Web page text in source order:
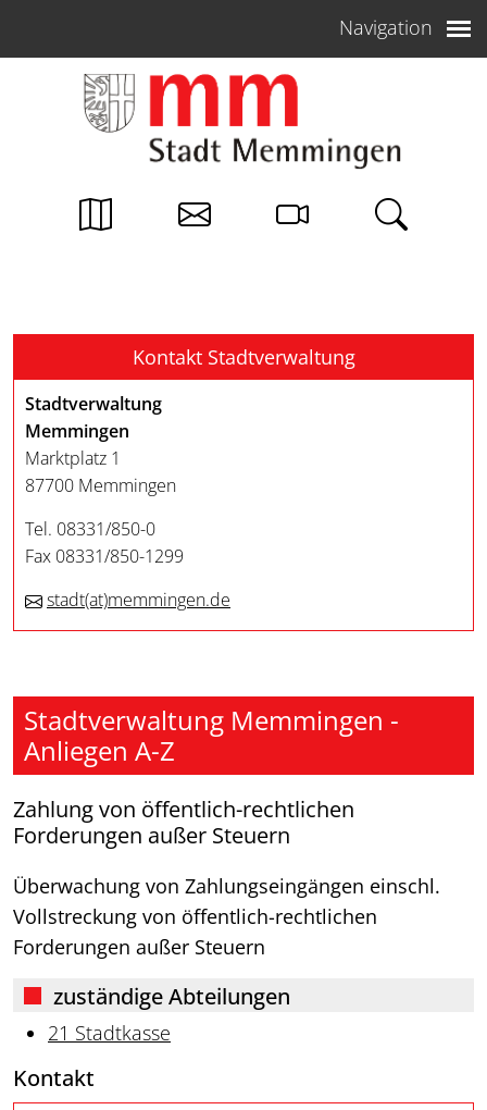
Navigation
Kontakt Stadtverwaltung
Stadtverwaltung
Memmingen
Marktplatz 1
87700 Memmingen
Tel. 08331/850-0
Fax 08331/850-1299
stadt(at)memmingen.de
Stadtverwaltung Memmingen -
Anliegen A-Z
Zahlung von öffentlich-rechtlichen
Forderungen außer Steuern
Überwachung von Zahlungseingängen einschl.
Vollstreckung von öffentlich-rechtlichen
Forderungen außer Steuern
zuständige Abteilungen
21 Stadtkasse
Kontakt